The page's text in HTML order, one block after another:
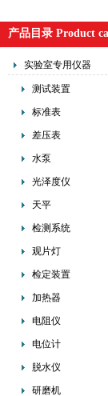
产品目录 Product
实验室专用仪器
测试装置
标准表
差压表
水泵
光泽度仪
天平
检测系统
观片灯
检定装置
加热器
电阻仪
电位计
脱水仪
研磨机